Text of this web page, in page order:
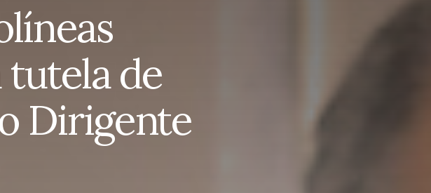
de
Dirigente